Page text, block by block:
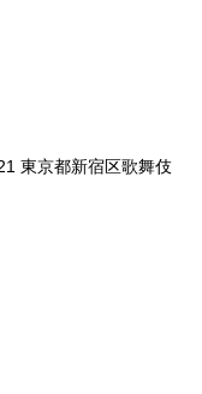
東京都新宿区歌舞伎